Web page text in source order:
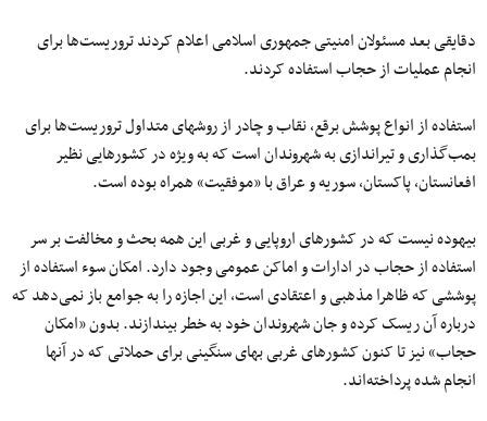
دقایقی بعد مسئولان امنیتی جمهوری اسلامی اعلام کردند تروریست‌ها برای
انجام عملیات از حجاب استفاده کردند.
استفاده از انواع پوشش برقع، نقاب و چادر از روش‎های متداول تروریست‌ها برای
بمب‌گذاری و تیراندازی به شهروندان است که به ویژه در کشورهایی نظیر
افعانستان، پاکستان، سوریه و عراق با «موفقیت» همراه بوده است.
بیهوده نیست که در کشورهای اروپایی و غربی این همه بحث و مخالفت بر سر
استفاده از حجاب در ادارات و اماکن عمومی وجود دارد. امکان سوء استفاده‏ از
پوششی که ظاهرا مذهبی و اعتقادی است، این اجازه را به جوامع باز نمی‌دهد که
درباره آن ریسک کرده و جان شهروندان خود به خطر بیندازند. بدون «امکان
حجاب» نیز تا کنون کشورهای غربی بهای سنگینی برای حملاتی که در آنها
انجام شده پرداخته‌اند.